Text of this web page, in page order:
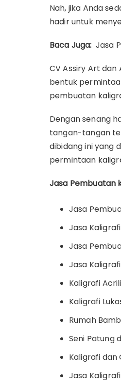
Nah, jika Anda
hadir untuk
Baca Juga: Jasa
CV Assiry Art
bentuk
pembuatan
Dengan senang
tangan-tangan
dibidang ini yang
permintaan
Jasa Pembuatan
Jasa
Jasa
Jasa
Jasa
Kaligrafi
Kaligrafi
Rumah
Seni Patung
Kaligrafi dan
Jasa